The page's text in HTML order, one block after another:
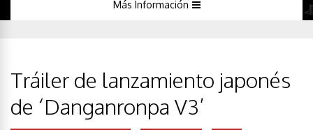
Más Información
Tráiler de lanzamiento japonés
de ‘Danganronpa V3’